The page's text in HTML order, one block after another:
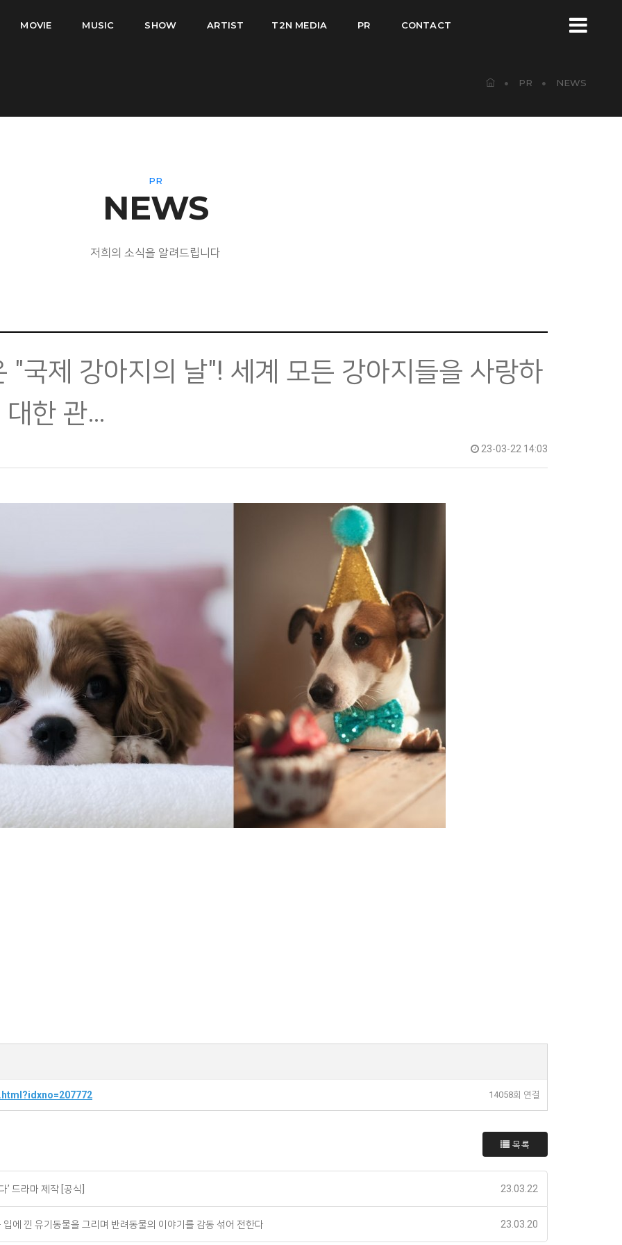
MOVIE MUSIC SHOW ARTIST T2N MEDIA PR CONTACT
PR NEWS
PR
NEWS
저희의 소식을 알려드립니다
국제 강아지의 날"! 세계 모든 강아지들을 사랑하
대한 관…
23-03-22 14:03
14058회 연결
목록
’ 드라마 제작 [공식] 23.03.22
에 낀 유기동물을 그리며 반려동물의 이야기를 감동 섞어 전한다 23.03.20